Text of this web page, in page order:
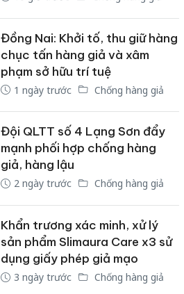
Đồng Nai: Khởi tố, thu giữ hàng
chục tấn hàng giả và xâm
phạm sở hữu trí tuệ
1 ngày trước Chống hàng giả
Đội QLTT số 4 Lạng Sơn đẩy
mạnh phối hợp chống hàng
giả, hàng lậu
2 ngày trước Chống hàng giả
Khẩn trương xác minh, xử lý
sản phẩm Slimaura Care x3 sử
dụng giấy phép giả mạo
3 ngày trước Chống hàng giả